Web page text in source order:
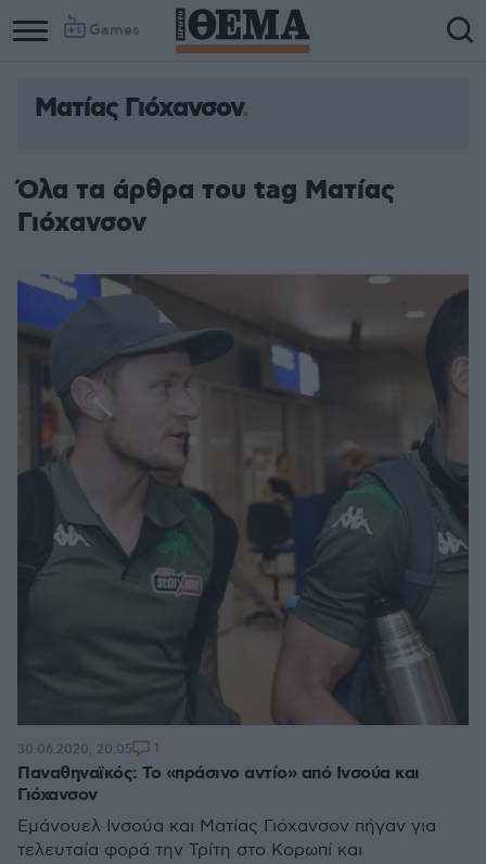
Games
Ματίας Γιόχανσον
Όλα τα άρθρα του tag Ματίας
Γιόχανσον
Παναθηναϊκός: Το «πράσινο αντίο» από Ινσούα και
Γιόχανσον
Εμάνουελ Ινσούα και Ματίας Γιόχανσον πήγαν για
τελευταία φορά την Τρίτη στο Κορωπί και
30.06.2020, 20:05 1